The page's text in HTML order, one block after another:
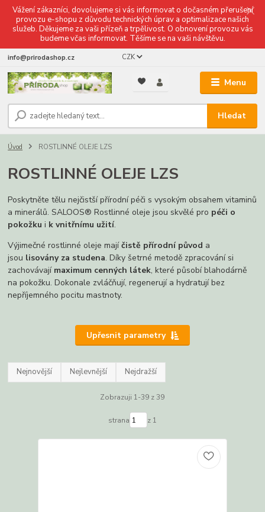
Vážení zákazníci, dovolujeme si vás informovat o dočasném přerušení
provozu e-shopu z důvodu technických úprav a optimalizace našich
služeb. Děkujeme za vaši přízeň a trpělivost. O obnovení provozu vás
budeme včas informovat. Těšíme se na vaši návštěvu.
Menu
CZK
Hledat
info@prirodashop.cz
Úvod ROSTLINNÉ OLEJE LZS
ROSTLINNÉ OLEJE LZS
Poskytněte tělu nejčistší přírodní péči s vysokým obsahem vitaminů
a minerálů. SALOOS® Rostlinné oleje jsou skvělé pro péči o
pokožku i k vnitřnímu užití.
Výjimečné rostlinné oleje majíčistě přírodní původ a
jsou lisovány za studena. Díky šetrné metodě zpracování si
zachovávají maximum cenných látek, které působí blahodárně
na pokožku. Dokonale zvláčňují, regenerují a hydratují bez
nepříjemného pocitu mastnoty.
Upřesnit parametry
Nejnovější Nejlevnější Nejdražší
Zobrazuji 1-39 z 39
strana z 1